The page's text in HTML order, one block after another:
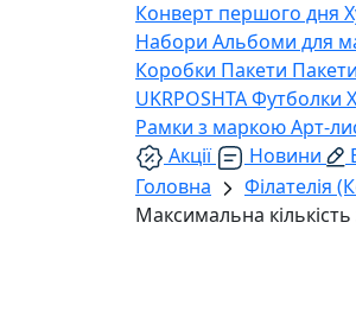
Конверт першого дня
Набори Альбоми для
Коробки Пакети
UKRPOSHTAФутболки
Рамки з маркоюАрт-
Акції
Новини
Головна
Філателія
Максимальна